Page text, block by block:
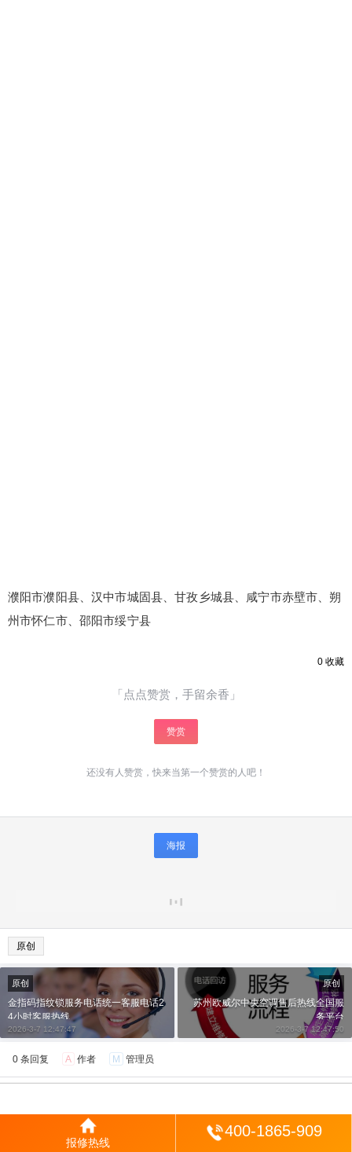
濮阳市濮阳县、汉中市城固县、甘孜乡城县、咸宁市赤壁市、朔
州市怀仁市、邵阳市绥宁县
0 收藏
「点点赞赏，手留余香」
赞赏
还没有人赞赏，快来当第一个赞赏的人吧！
海报
原创
原创
金指码指纹锁服务电话统一客服电话2
4小时客服热线
2026-3-7 12:47:47
原创
苏州欧威尔中央空调售后热线全国服
务平台
2026-3-7 12:47:50
0 条回复 A 作者 M 管理员
报修热线
400-1865-909